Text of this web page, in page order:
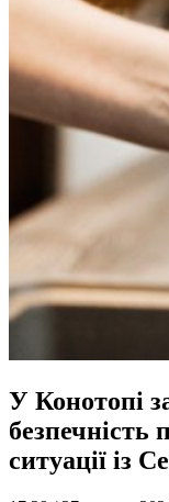
У Конотопі
безпечність
ситуації із